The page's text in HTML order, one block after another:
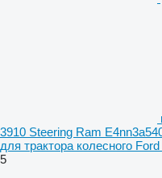
3910 Steering Ram
для трактора колесного
5